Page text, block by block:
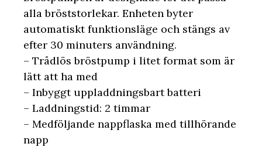
alla bröststorlekar. Enheten byter
automatiskt funktionsläge och stängs av
efter 30 minuters användning.
– Trådlös bröstpump i litet format som är
lätt att ha med
– Inbyggt uppladdningsbart batteri
– Laddningstid: 2 timmar
– Medföljande nappflaska med tillhörande
napp